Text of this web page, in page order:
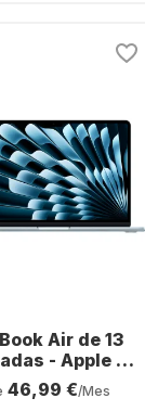
(QWERTY)
Air de 13
- Apple M5
- SSD de 512
Apple 8 núcleos
46,99 €/Mes